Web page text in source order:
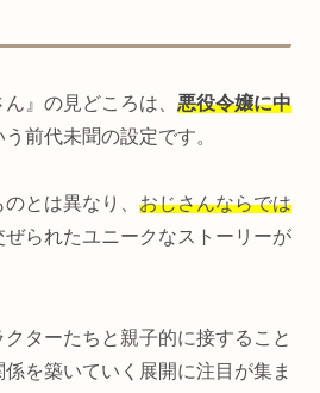
』の見どころは、 悪役令嬢に中
う前代未聞の設定です。
とは異なり、 おじさんならでは
ぜられたユニークなストーリーが
ターたちと親子的に接すること
を築いていく展開に注目が集ま